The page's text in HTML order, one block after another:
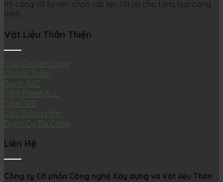
thi công và tư vấn chọn vật liệu tối ưu cho từng loại công
trình.
Vật Liệu Thân Thiện
Vữa Chuyên Dụng
Chống Thấm
Gạch AAC
Tấm Panel ALC
Tấm XPS
Sơn Thông Minh
Dụng Cụ Thi Công
Liên Hệ
Công ty Cổ phần Công nghệ Xây dựng và Vật liệu Thân